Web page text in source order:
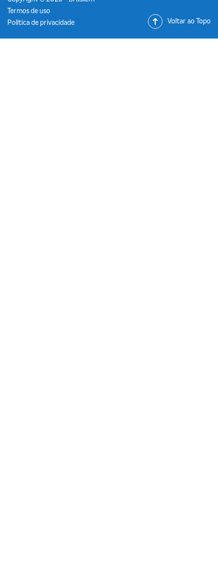
Termos de uso
Política de privacidade
Voltar ao Topo